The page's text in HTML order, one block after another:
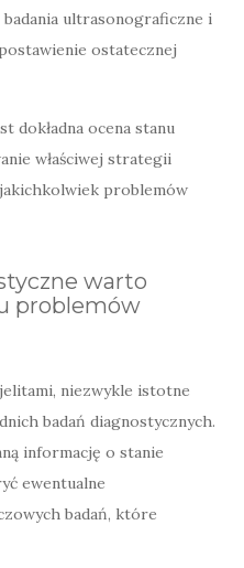
ultrasonograficzne i
ostatecznej
dokładna ocena stanu
właściwej strategii
problemów
warto
problemów
niezwykle istotne
badań diagnostycznych.
informację o stanie
ewentualne
badań, które